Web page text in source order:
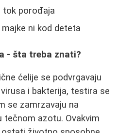
tok porođaja
ni kod deteta
- šta treba znati?
ćelije se podvrgavaju
i bakterija, testira se
se zamrzavaju na
tečnom azotu. Ovakvim